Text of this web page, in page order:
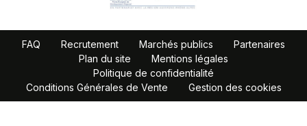
FAQ Recrutement Marchés publics
Partenaires
Plan du site
Mentions légales
Politique de confidentialité
Conditions Générales de Vente
Gestion des cookies